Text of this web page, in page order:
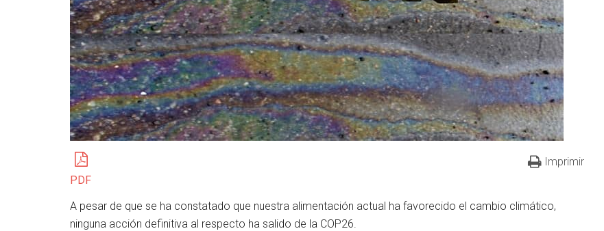
PDF
Imprimir
A pesar de que se ha constatado que nuestra alimentación actual ha favorecido el cambio climático,
ninguna acción definitiva al respecto ha salido de la COP26.